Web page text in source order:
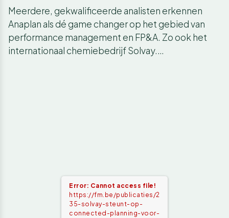
Meerdere, gekwalificeerde analisten erkennen
Anaplan als dé game changer op het gebied van
performance management en FP&A. Zo ook het
internationaal chemiebedrijf Solvay.…
Error: Cannot access file!
https://fm.be/publicaties/2
35-solvay-steunt-op-
connected-planning-voor-